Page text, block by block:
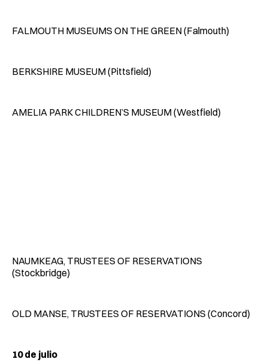
FALMOUTH MUSEUMS ON THE GREEN (Falmouth)
BERKSHIRE MUSEUM (Pittsfield)
AMELIA PARK CHILDREN’S MUSEUM (Westfield)
NAUMKEAG, TRUSTEES OF RESERVATIONS
(Stockbridge)
OLD MANSE, TRUSTEES OF RESERVATIONS (Concord)
10 de julio